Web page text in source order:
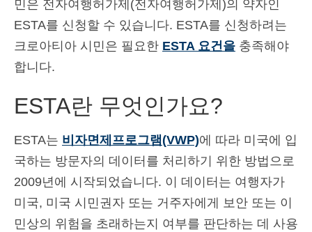
Slovenčina(슬라브어)
Slovenščina(슬로베니아어)
Svenska( 스웨덴어 )
민은 전자여행허가제(전자여행허가제)의 약자인
ESTA를 신청할 수 있습니다. ESTA를 신청하려는
크로아티아 시민은 필요한 ESTA 요건을 충족해야
합니다.
ESTA란 무엇인가요?
ESTA는 비자면제프로그램(VWP)에 따라 미국에 입
국하는 방문자의 데이터를 처리하기 위한 방법으로
2009년에 시작되었습니다. 이 데이터는 여행자가
미국, 미국 시민권자 또는 거주자에게 보안 또는 이
민상의 위험을 초래하는지 여부를 판단하는 데 사용